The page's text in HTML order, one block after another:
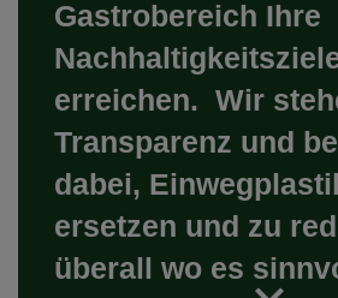
Gastrobereich Ihre
erreichen. Wir
Transparenz und
dabei,
ersetzen und zu
überall wo es